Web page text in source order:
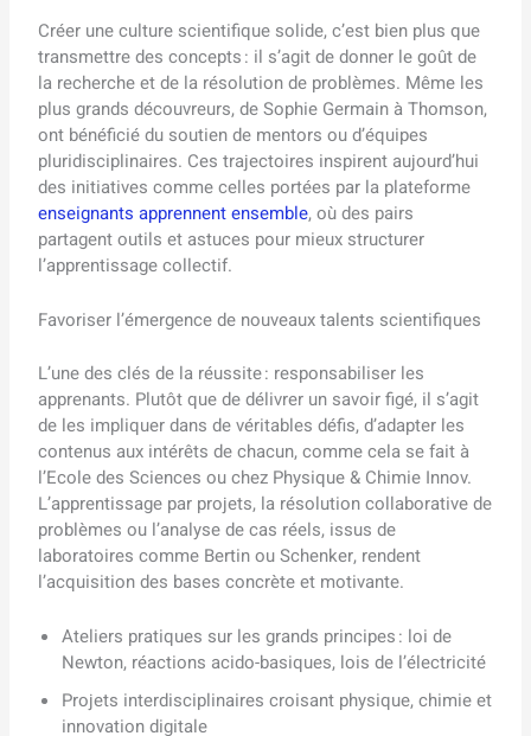
Créer une culture scientifique solide, c’est bien plus que
transmettre des concepts : il s’agit de donner le goût de
la recherche et de la résolution de problèmes. Même les
plus grands découvreurs, de Sophie Germain à Thomson,
ont bénéficié du soutien de mentors ou d’équipes
pluridisciplinaires. Ces trajectoires inspirent aujourd’hui
des initiatives comme celles portées par la plateforme
enseignants apprennent ensemble, où des pairs
partagent outils et astuces pour mieux structurer
l’apprentissage collectif.
Favoriser l’émergence de nouveaux talents scientifiques
L’une des clés de la réussite : responsabiliser les
apprenants. Plutôt que de délivrer un savoir figé, il s’agit
de les impliquer dans de véritables défis, d’adapter les
contenus aux intérêts de chacun, comme cela se fait à
l’Ecole des Sciences ou chez Physique & Chimie Innov.
L’apprentissage par projets, la résolution collaborative de
problèmes ou l’analyse de cas réels, issus de
laboratoires comme Bertin ou Schenker, rendent
l’acquisition des bases concrète et motivante.
Ateliers pratiques sur les grands principes : loi de
Newton, réactions acido-basiques, lois de l’électricité
Projets interdisciplinaires croisant physique, chimie et
innovation digitale